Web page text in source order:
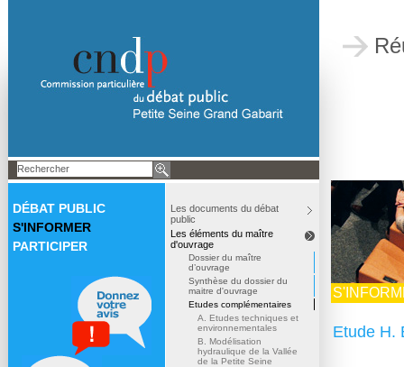
DÉBAT PUBLIC
S'INFORMER
PARTICIPER
Les documents du débat
public
Les éléments du maître
d'ouvrage
Dossier du maître
d’ouvrage
Synthèse du dossier du
maitre d'ouvrage
Etudes complémentaires
A. Etudes techniques et
environnementales
B. Modélisation
hydraulique de la Vallée
de la Petite Seine
Etude H.